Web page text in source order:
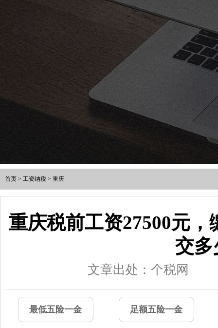
首页 > 工资纳税 > 重庆
重庆税前工资27500元
交多
文章出处：个税网
最低五险一金 足额五险一金